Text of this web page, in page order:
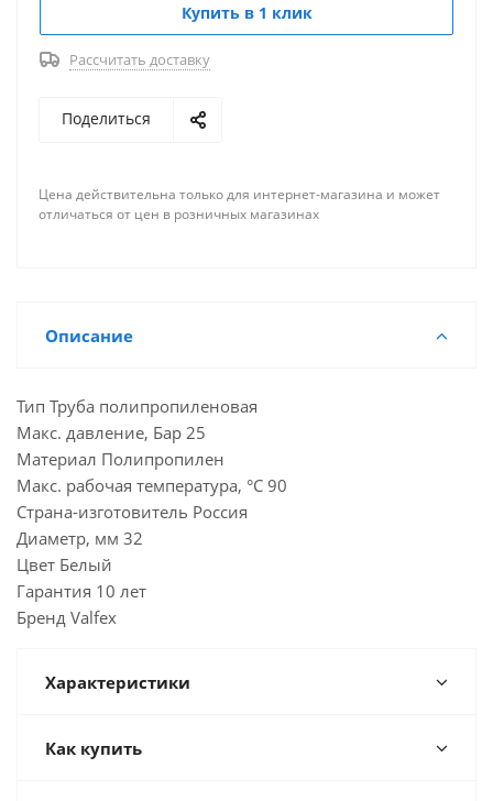
Купить в 1 клик
Рассчитать доставку
Поделиться
Цена действительна только для интернет-магазина и может
отличаться от цен в розничных магазинах
Описание
Тип Труба полипропиленовая
Макс. давление, Бар 25
Материал Полипропилен
Макс. рабочая температура, °С 90
Страна-изготовитель Россия
Диаметр, мм 32
Цвет Белый
Гарантия 10 лет
Бренд Valfex
Характеристики
Как купить